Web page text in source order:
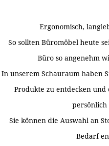
Ergonomisch,
So sollten Büromöbel heute
Büro so angenehm
In unserem Schauraum haben
Produkte zu entdecken und
persönlich
Sie können die Auswahl an
Bedarf